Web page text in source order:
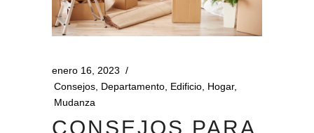
enero 16, 2023
Consejos Departamento Edificio Hogar,
Mudanza
CONSEJOS PARA